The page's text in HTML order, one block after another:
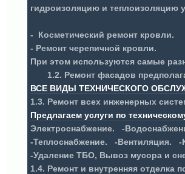
гидроизоляцию и теплоизоляцию
-
Косметический
- Ремонт черепичной кровли.
При этом используются самые
1.2. Ремонт фасадов
ВСЕ ВИДЫ ТЕХНИЧЕСКОГО
1.3. Pемонт всех инженерных
Предлагаем услуги по
Электроснабжение. -
-Теплоснабжение. -Вентиляция.
-Удаление ТБО, Вывоз мусора и
1.4. Ремонт и внутренняя отделка